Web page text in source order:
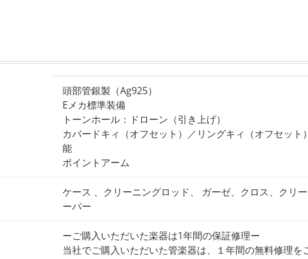
頭部管銀製（Ag925）
Eメカ標準装備
トーンホール：ドローン（引き上げ）
カバードキィ（オフセット）／リングキィ（オフセット
能
ポイントアーム
ケース 、クリーニングロッド、 ガーゼ、クロス、クリ
ーパー
ーご購入いただいた楽器は1年間の保証修理ー
当社でご購入いただいた管楽器は、１年間の無料修理を